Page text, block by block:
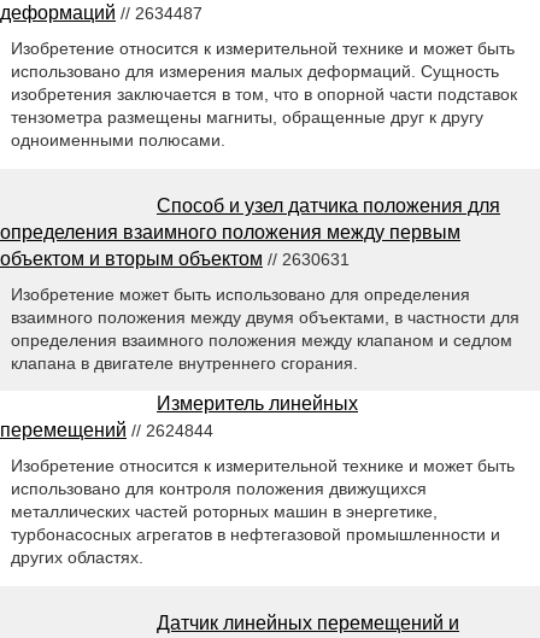
деформаций // 2634487
Изобретение относится к измерительной технике и может быть
использовано для измерения малых деформаций. Сущность
изобретения заключается в том, что в опорной части подставок
тензометра размещены магниты, обращенные друг к другу
одноименными полюсами.
Способ и узел датчика положения для
определения взаимного положения между первым
объектом и вторым объектом // 2630631
Изобретение может быть использовано для определения
взаимного положения между двумя объектами, в частности для
определения взаимного положения между клапаном и седлом
клапана в двигателе внутреннего сгорания.
Измеритель линейных
перемещений // 2624844
Изобретение относится к измерительной технике и может быть
использовано для контроля положения движущихся
металлических частей роторных машин в энергетике,
турбонасосных агрегатов в нефтегазовой промышленности и
других областях.
Датчик линейных перемещений и